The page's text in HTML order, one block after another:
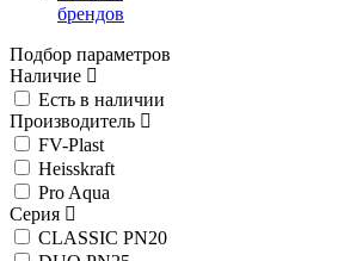
брендов
Подбор параметров
Наличие
Есть в наличии
Производитель
FV-Plast
Heisskraft
Pro Aqua
Серия
CLASSIC PN20